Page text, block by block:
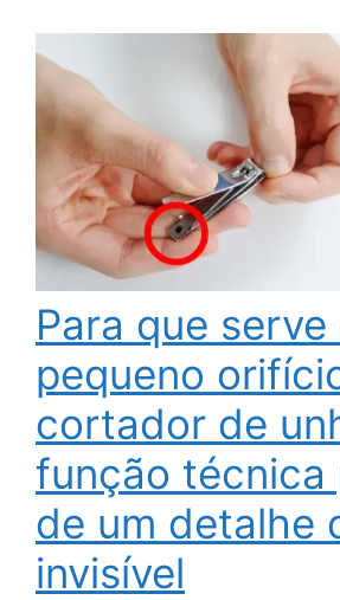
Para que serve
pequeno
cortador de
função técnica
de um detalhe
invisível